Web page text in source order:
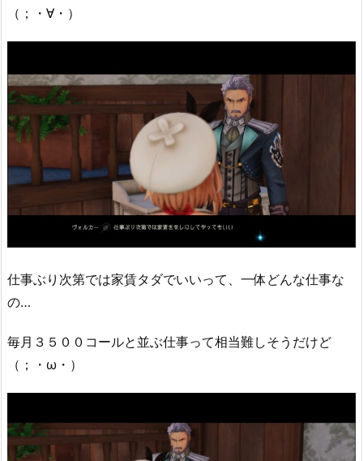
（；・∀・）
仕事ぶり次第では家賃タダでいいって、一体どんな仕事な
の…
毎月３５００コールと並ぶ仕事って相当難しそうだけど
（；・ω・）